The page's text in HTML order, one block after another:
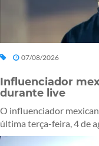
07/08/2026
Influenciador
durante live
O influenciador
última terça-feira, 4 de